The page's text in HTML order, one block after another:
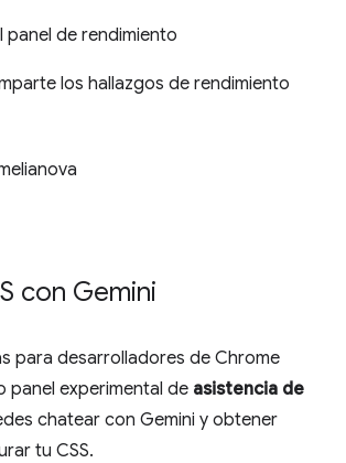
panel de rendimiento
los hallazgos de rendimiento
con Gemini
para desarrolladores de Chrome
panel experimental de asistencia de
chatear con Gemini y obtener
tu CSS.